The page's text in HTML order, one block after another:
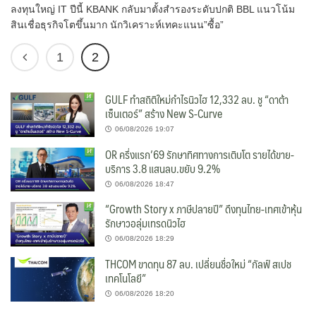
ลงทุนใหญ่ IT ปีนี้ KBANK กลับมาตั้งสำรองระดับปกติ BBL แนวโน้ม
สินเชื่อธุรกิจโตขึ้นมาก นักวิเคราะห์เทคะแนน”ซื้อ”
1 2
GULF ทำสถิติใหม่กำไรนิวไฮ 12,332 ลบ. ชู “ดาต้า
เซ็นเตอร์” สร้าง New S-Curve
06/08/2026 19:07
OR ครึ่งแรก’69 รักษาทิศทางการเติบโต รายได้ขาย-
บริการ 3.8 แสนลบ.ขยับ 9.2%
06/08/2026 18:47
“Growth Story x ภาษีปลายปี” ดึงทุนไทย-เทศเข้าหุ้น
รักษาวอลุ่มเทรดนิวไฮ
06/08/2026 18:29
THCOM ขาดทุน 87 ลบ. เปลี่ยนชื่อใหม่ “กัลฟ์ สเปช
เทคโนโลยี”
06/08/2026 18:20